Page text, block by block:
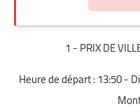
1 - PRIX DE
Heure de départ : 13:50 -